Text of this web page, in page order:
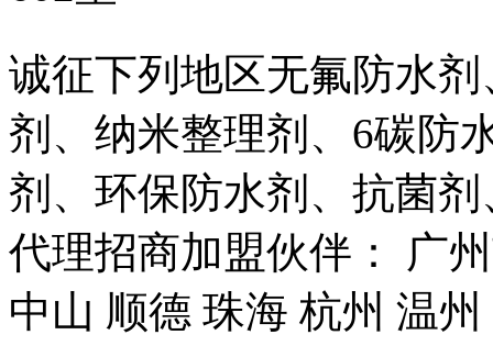
诚征下列地区无氟防水
剂、纳米整理剂、6碳防
剂、环保防水剂、抗菌
代理招商加盟伙伴： 广
中山 顺德 珠海 杭州 温